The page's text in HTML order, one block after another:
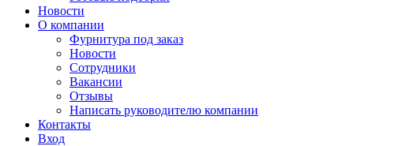
Новости
О компании
Фурнитура под заказ
Новости
Сотрудники
Вакансии
Отзывы
Написать руководителю компании
Контакты
Вход